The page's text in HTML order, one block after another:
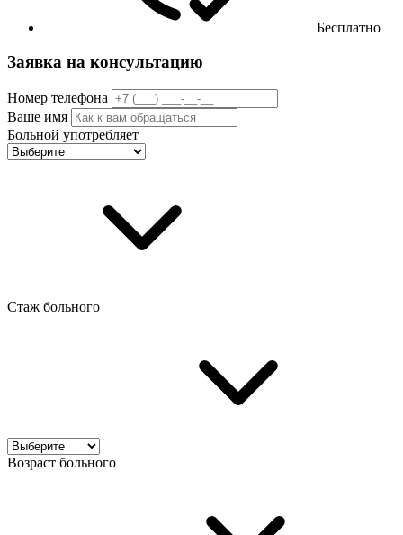
Бесплатно
Заявка на консультацию
Номер телефона
Ваше имя
Больной употребляет
Стаж больного
Возраст больного